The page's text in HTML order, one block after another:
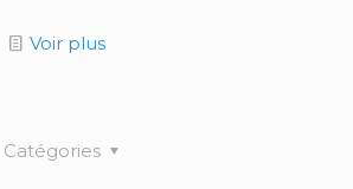
Voir plus
Catégories